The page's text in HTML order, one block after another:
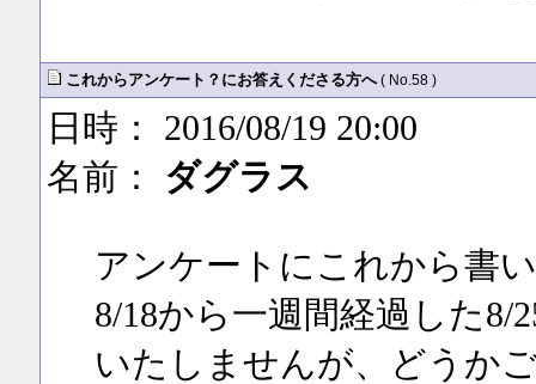
これからアンケート？にお答えくださる方へ ( No.58 )
日時： 2016/08/19 20:00
名前： ダグラス
アンケートにこれから書
8/18から一週間経過した8/
いたしませんが、どうか